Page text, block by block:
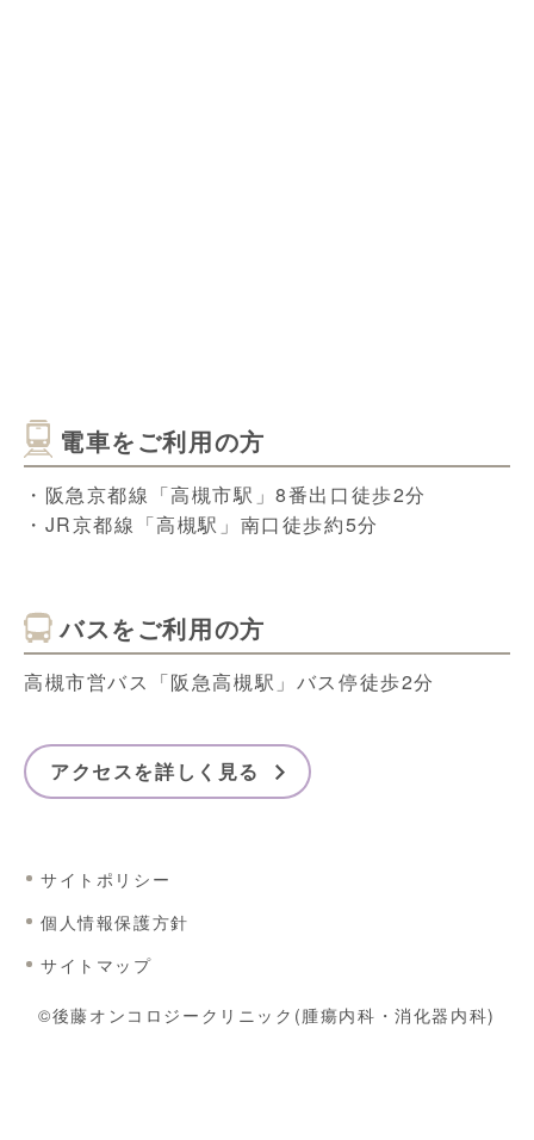
電車をご利用の方
・阪急京都線「高槻市駅」8番出口徒歩2分
・JR京都線「高槻駅」南口徒歩約5分
バスをご利用の方
高槻市営バス「阪急高槻駅」バス停徒歩2分
アクセスを詳しく見る
サイトポリシー
個人情報保護方針
サイトマップ
©後藤オンコロジークリニック(腫瘍内科・消化器内科)